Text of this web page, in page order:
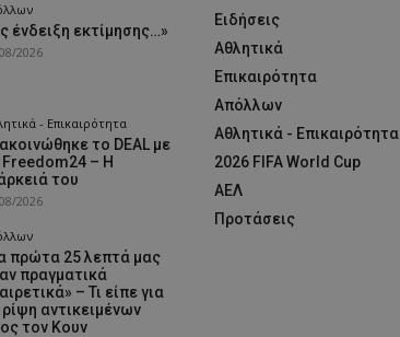
ένδειξη εκτίμησης…»
2026
- Επικαιρότητα
το DEAL με
Freedom24 – Η
του
2026
πρώτα 25 λεπτά μας
πραγματικά
– Τι είπε για
αντικειμένων
τον Κουν
Ειδήσεις
Αθλητικά
Επικαιρότητα
Απόλλων
Αθλητικά - Επικαιρότητα
2026 FIFA World Cup
ΑΕΛ
Προτάσεις